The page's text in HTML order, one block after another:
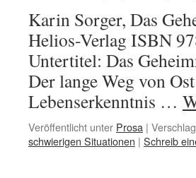
Karin Sorger, Das
Helios-Verlag ISBN
Untertitel: Das
Der lange Weg von
Lebenserkenntnis …
Veröffentlicht unter Prosa |
schwierigen Situationen | Schreib